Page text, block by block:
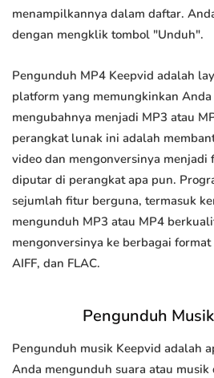
menampilkannya dalam daftar.
dengan mengklik tombol "Unduh".
Pengunduh MP4 Keepvid adalah
platform yang memungkinkan
mengubahnya menjadi MP3 atau
perangkat lunak ini adalah
video dan mengonversinya menjadi
diputar di perangkat apa pun.
sejumlah fitur berguna, termasuk
mengunduh MP3 atau MP4
mengonversinya ke berbagai
AIFF, dan FLAC.
Pengunduh
Pengunduh musik Keepvid adalah
Anda mengunduh suara atau